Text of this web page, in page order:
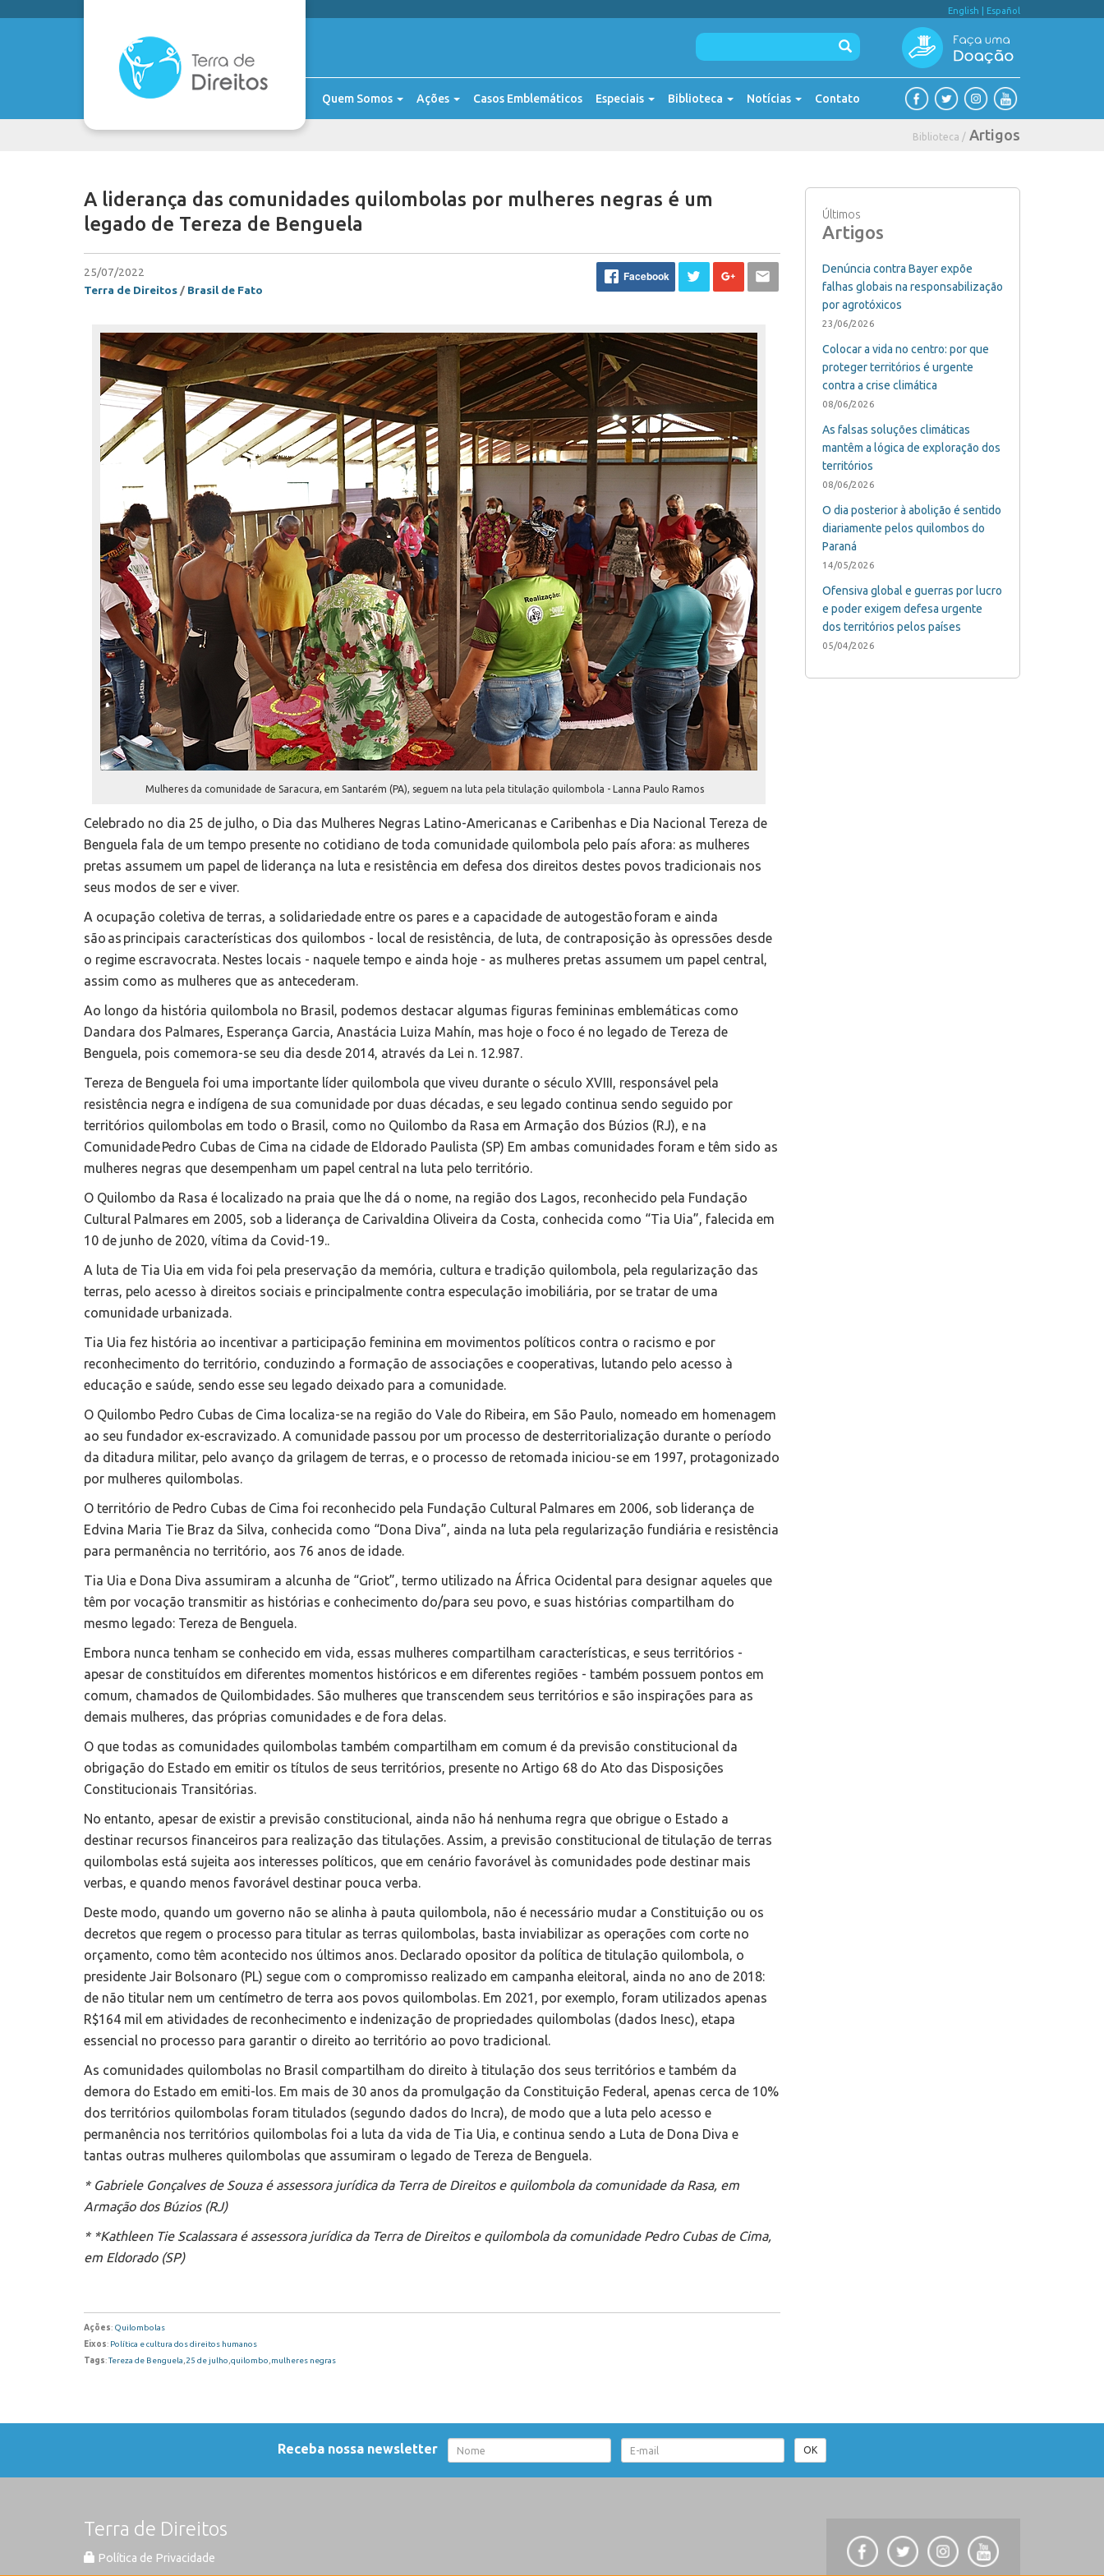
English Español
Quem Somos Ações Casos Emblemáticos Especiais Biblioteca Notícias Contato
Biblioteca / Artigos
A liderança das comunidades quilombolas por mulheres negras é um
legado de Tereza de Benguela
25/07/2022
Terra de Direitos / Brasil de Fato
Facebook
Mulheres da comunidade de Saracura, em Santarém (PA), seguem na luta pela titulação quilombola - Lanna Paulo Ramos
Celebrado no dia 25 de julho, o Dia das Mulheres Negras Latino-Americanas e Caribenhas e Dia Nacional Tereza de
Benguela fala de um tempo presente no cotidiano de toda comunidade quilombola pelo país afora: as mulheres
pretas assumem um papel de liderança na luta e resistência em defesa dos direitos destes povos tradicionais nos
seus modos de ser e viver.
A ocupação coletiva de terras, a solidariedade entre os pares e a capacidade de autogestão foram e ainda
são as principais características dos quilombos - local de resistência, de luta, de contraposição às opressões desde
o regime escravocrata. Nestes locais - naquele tempo e ainda hoje - as mulheres pretas assumem um papel central,
assim como as mulheres que as antecederam.
Ao longo da história quilombola no Brasil, podemos destacar algumas figuras femininas emblemáticas como
Dandara dos Palmares, Esperança Garcia, Anastácia Luiza Mahín, mas hoje o foco é no legado de Tereza de
Benguela, pois comemora-se seu dia desde 2014, através da Lei n. 12.987.
Tereza de Benguela foi uma importante líder quilombola que viveu durante o século XVIII, responsável pela
resistência negra e indígena de sua comunidade por duas décadas, e seu legado continua sendo seguido por
territórios quilombolas em todo o Brasil, como no Quilombo da Rasa em Armação dos Búzios (RJ), e na
Comunidade Pedro Cubas de Cima na cidade de Eldorado Paulista (SP) Em ambas comunidades foram e têm sido as
mulheres negras que desempenham um papel central na luta pelo território.
O Quilombo da Rasa é localizado na praia que lhe dá o nome, na região dos Lagos, reconhecido pela Fundação
Cultural Palmares em 2005, sob a liderança de Carivaldina Oliveira da Costa, conhecida como “Tia Uia”, falecida em
10 de junho de 2020, vítima da Covid-19..
A luta de Tia Uia em vida foi pela preservação da memória, cultura e tradição quilombola, pela regularização das
terras, pelo acesso à direitos sociais e principalmente contra especulação imobiliária, por se tratar de uma
comunidade urbanizada.
Tia Uia fez história ao incentivar a participação feminina em movimentos políticos contra o racismo e por
reconhecimento do território, conduzindo a formação de associações e cooperativas, lutando pelo acesso à
educação e saúde, sendo esse seu legado deixado para a comunidade.
O Quilombo Pedro Cubas de Cima localiza-se na região do Vale do Ribeira, em São Paulo, nomeado em homenagem
ao seu fundador ex-escravizado. A comunidade passou por um processo de desterritorialização durante o período
da ditadura militar, pelo avanço da grilagem de terras, e o processo de retomada iniciou-se em 1997, protagonizado
por mulheres quilombolas.
O território de Pedro Cubas de Cima foi reconhecido pela Fundação Cultural Palmares em 2006, sob liderança de
Edvina Maria Tie Braz da Silva, conhecida como “Dona Diva”, ainda na luta pela regularização fundiária e resistência
para permanência no território, aos 76 anos de idade.
Tia Uia e Dona Diva assumiram a alcunha de “Griot”, termo utilizado na África Ocidental para designar aqueles que
têm por vocação transmitir as histórias e conhecimento do/para seu povo, e suas histórias compartilham do
mesmo legado: Tereza de Benguela.
Embora nunca tenham se conhecido em vida, essas mulheres compartilham características, e seus territórios -
apesar de constituídos em diferentes momentos históricos e em diferentes regiões - também possuem pontos em
comum, chamados de Quilombidades. São mulheres que transcendem seus territórios e são inspirações para as
demais mulheres, das próprias comunidades e de fora delas.
O que todas as comunidades quilombolas também compartilham em comum é da previsão constitucional da
obrigação do Estado em emitir os títulos de seus territórios, presente no Artigo 68 do Ato das Disposições
Constitucionais Transitórias.
No entanto, apesar de existir a previsão constitucional, ainda não há nenhuma regra que obrigue o Estado a
destinar recursos financeiros para realização das titulações. Assim, a previsão constitucional de titulação de terras
quilombolas está sujeita aos interesses políticos, que em cenário favorável às comunidades pode destinar mais
verbas, e quando menos favorável destinar pouca verba.
Deste modo, quando um governo não se alinha à pauta quilombola, não é necessário mudar a Constituição ou os
decretos que regem o processo para titular as terras quilombolas, basta inviabilizar as operações com corte no
orçamento, como têm acontecido nos últimos anos. Declarado opositor da política de titulação quilombola, o
presidente Jair Bolsonaro (PL) segue com o compromisso realizado em campanha eleitoral, ainda no ano de 2018:
de não titular nem um centímetro de terra aos povos quilombolas. Em 2021, por exemplo, foram utilizados apenas
R$164 mil em atividades de reconhecimento e indenização de propriedades quilombolas (dados Inesc), etapa
essencial no processo para garantir o direito ao território ao povo tradicional.
As comunidades quilombolas no Brasil compartilham do direito à titulação dos seus territórios e também da
demora do Estado em emiti-los. Em mais de 30 anos da promulgação da Constituição Federal, apenas cerca de 10%
dos territórios quilombolas foram titulados (segundo dados do Incra), de modo que a luta pelo acesso e
permanência nos territórios quilombolas foi a luta da vida de Tia Uia, e continua sendo a Luta de Dona Diva e
tantas outras mulheres quilombolas que assumiram o legado de Tereza de Benguela.
* Gabriele Gonçalves de Souza é assessora jurídica da Terra de Direitos e quilombola da comunidade da Rasa, em
Armação dos Búzios (RJ)
* *Kathleen Tie Scalassara é assessora jurídica da Terra de Direitos e quilombola da comunidade Pedro Cubas de Cima,
em Eldorado (SP)
Ações: Quilombolas
Eixos: Política e cultura dos direitos humanos
Tags:Tereza de Benguela 25 de julho quilombo mulheres negras
Últimos
Artigos
Denúncia contra Bayer expõe
falhas globais na responsabilização
por agrotóxicos
23/06/2026
Colocar a vida no centro: por que
proteger territórios é urgente
contra a crise climática
08/06/2026
As falsas soluções climáticas
mantêm a lógica de exploração dos
territórios
08/06/2026
O dia posterior à abolição é sentido
diariamente pelos quilombos do
Paraná
14/05/2026
Ofensiva global e guerras por lucro
e poder exigem defesa urgente
dos territórios pelos países
05/04/2026
Receba nossa newsletter OK
Terra de Direitos
Política de Privacidade